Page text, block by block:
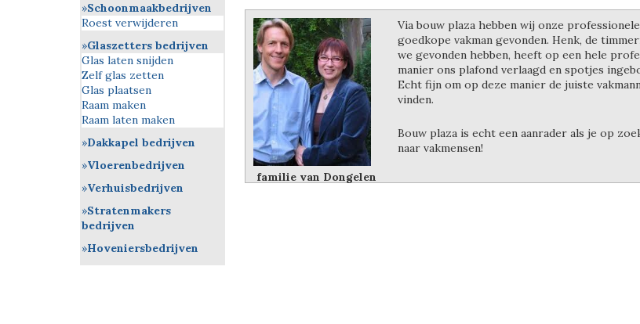
familie van Dongelen
Via bouw plaza hebben wij onze
goedkope vakman gevonden. Henk, de
we gevonden hebben, heeft op een hele
manier ons plafond verlaagd en spotjes
Echt fijn om op deze manier de juiste
vinden.
Bouw plaza is echt een aanrader als je op
naar vakmensen!
Schoonmaakbedrijven
Roest verwijderen
Glaszetters bedrijven
Glas laten snijden
Zelf glas zetten
Glas plaatsen
Raam maken
Raam laten maken
Dakkapel bedrijven
Vloerenbedrijven
Verhuisbedrijven
Stratenmakers
bedrijven
Hoveniersbedrijven